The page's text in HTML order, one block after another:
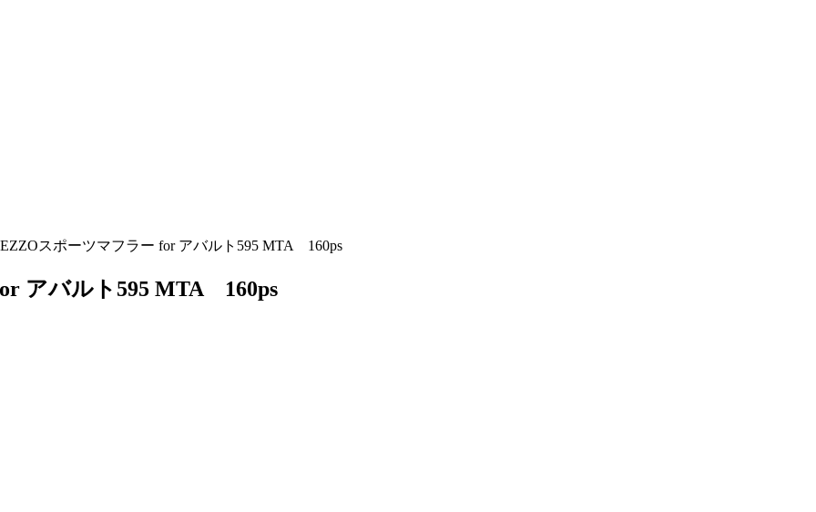
スポーツマフラー for アバルト595 MTA 160ps
アバルト595 MTA 160ps